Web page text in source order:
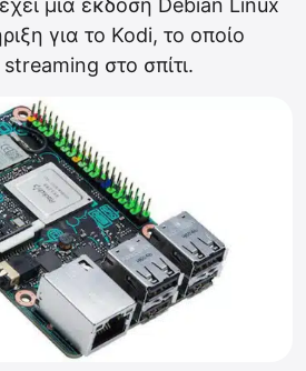
μια έκδοση Debian Linux
για το Kodi, το οποίο
στο σπίτι.